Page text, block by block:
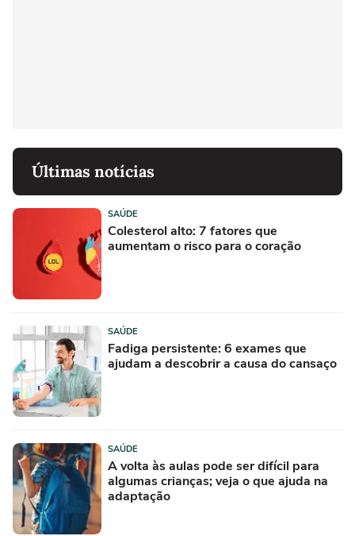
Últimas notícias
SAÚDE
Colesterol alto: 7 fatores que
aumentam o risco para o coração
SAÚDE
Fadiga persistente: 6 exames que
ajudam a descobrir a causa do cansaço
SAÚDE
A volta às aulas pode ser difícil para
algumas crianças; veja o que ajuda na
adaptação